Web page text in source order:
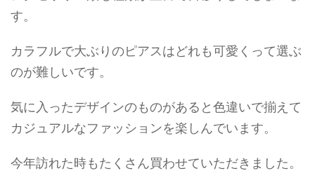
す。
カラフルで大ぶりのピアスはどれも可愛くって選ぶ
のが難しいです。
気に入ったデザインのものがあると色違いで揃えて
カジュアルなファッションを楽しんでいます。
今年訪れた時もたくさん買わせていただきました。